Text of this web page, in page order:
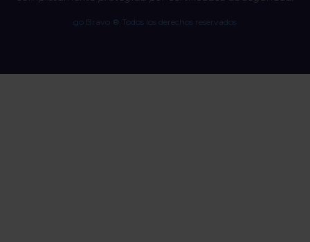
go Bravo ® Todos los derechos reservados